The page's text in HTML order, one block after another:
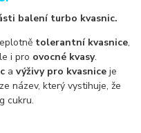
balení turbo kvasnic.
tolerantní kvasnice,
i pro ovocné kvasy.
a výživy pro kvasnice je
název, který vystihuje, že
cukru.